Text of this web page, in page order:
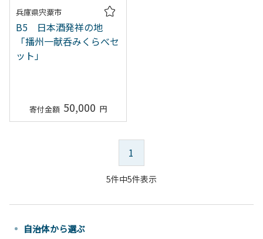
兵庫県宍粟市
B5 日本酒発祥の地
「播州一献呑みくらべセ
ット」
50,000
1
5件中5件表示
自治体から選ぶ